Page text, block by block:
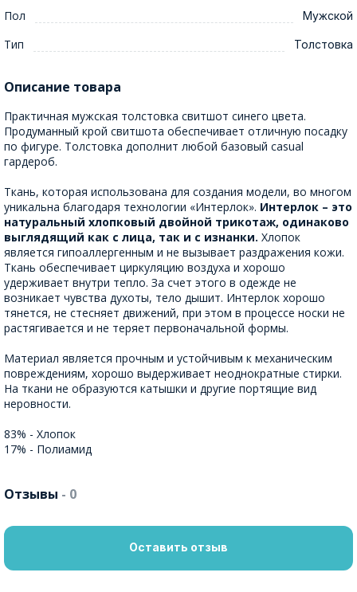
Пол Мужской
Тип Толстовка
Описание товара
Практичная мужская толстовка свитшот синего цвета.
Продуманный крой свитшота обеспечивает отличную посадку
по фигуре. Толстовка дополнит любой базовый casual
гардероб.
Ткань, которая использована для создания модели, во многом
уникальна благодаря технологии «Интерлок». Интерлок – это
натуральный хлопковый двойной трикотаж, одинаково
выглядящий как с лица, так и с изнанки. Хлопок
является гипоаллергенным и не вызывает раздражения кожи.
Ткань обеспечивает циркуляцию воздуха и хорошо
удерживает внутри тепло. За счет этого в одежде не
возникает чувства духоты, тело дышит. Интерлок хорошо
тянется, не стесняет движений, при этом в процессе носки не
растягивается и не теряет первоначальной формы.
Материал является прочным и устойчивым к механическим
повреждениям, хорошо выдерживает неоднократные стирки.
На ткани не образуются катышки и другие портящие вид
неровности.
83% - Хлопок
17% - Полиамид
Отзывы - 0
Оставить отзыв